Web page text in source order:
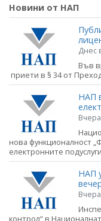
Новини от НАП
Днес
Във
приети в § 34 от
НАП
Вчера
нова функционалност
електронните
НАП
Вчера